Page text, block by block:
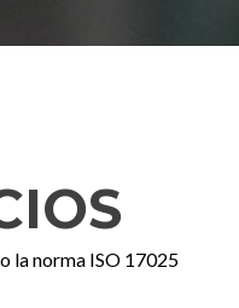
la norma ISO 17025